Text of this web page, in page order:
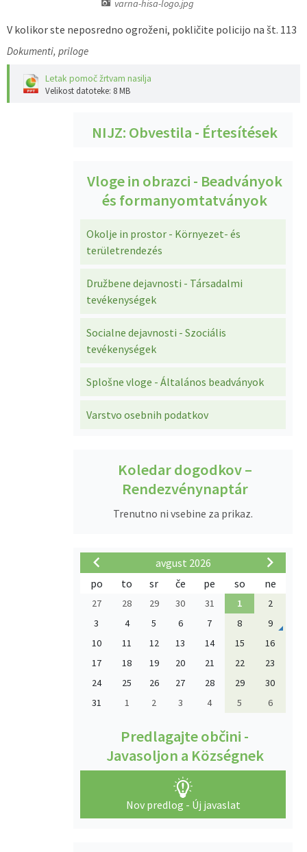
varna-hisa-logo.jpg
V kolikor ste neposredno ogroženi, pokličite policijo na št. 113
Dokumenti, priloge
Letak pomoč žrtvam nasilja
Velikost datoteke: 8 MB
NIJZ: Obvestila - Értesítések
Vloge in obrazci - Beadványok
és formanyomtatványok
Okolje in prostor - Környezet- és
területrendezés
Družbene dejavnosti - Társadalmi
tevékenységek
Socialne dejavnosti - Szociális
tevékenységek
Splošne vloge - Általános beadványok
Varstvo osebnih podatkov
Koledar dogodkov –
Rendezvénynaptár
Trenutno ni vsebine za prikaz.
avgust 2026
po
to sr če pe so ne
27 28 29 30 31 1
2
3
4 5 6 7 8
9
10
11 12 13 14 15
16
17
18 19 20 21 22
23
24
25 26 27 28 29
30
31
1 2 3 4 5 6
Predlagajte občini -
Javasoljon a Községnek
Nov predlog - Új javaslat
Občinski časopis - Községi lap
Proračun - Költségvetés